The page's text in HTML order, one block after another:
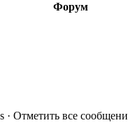
Форум
· Отметить все